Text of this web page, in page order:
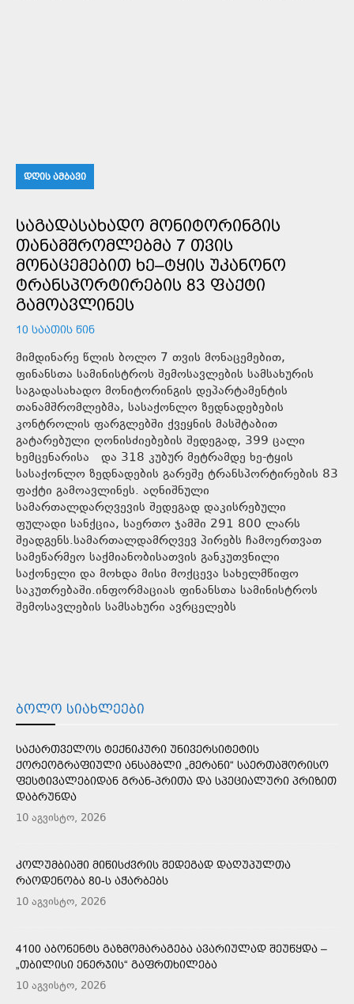
ᲓᲦᲘᲡ ᲐᲛᲑᲐᲕᲘ
ᲡᲐᲒᲐᲓᲐᲡᲐᲮᲐᲓᲝ ᲛᲝᲜᲘᲢᲝᲠᲘᲜᲒᲘᲡ
ᲗᲐᲜᲐᲛᲨᲠᲝᲛᲚᲔᲑᲛᲐ 7 ᲗᲕᲘᲡ
ᲛᲝᲜᲐᲪᲔᲛᲔᲑᲘᲗ ᲮᲔ–ᲢᲧᲘᲡ ᲣᲙᲐᲜᲝᲜᲝ
ᲢᲠᲐᲜᲡᲞᲝᲠᲢᲘᲠᲔᲑᲘᲡ 83 ᲤᲐᲥᲢᲘ
ᲒᲐᲛᲝᲐᲕᲚᲘᲜᲔᲡ
10 ᲡᲐᲐᲗᲘᲡ ᲬᲘᲜ
მიმდინარე წლის ბოლო 7 თვის მონაცემებით,
ფინანსთა სამინისტროს შემოსავლების სამსახურის
საგადასახადო მონიტორინგის დეპარტამენტის
თანამშრომლებმა, სასაქონლო ზედნადებების
კონტროლის ფარგლებში ქვეყნის მასშტაბით
გატარებული ღონისძიებების შედეგად, 399 ცალი
ხემცენარისა და 318 კუბურ მეტრამდე ხე-ტყის
სასაქონლო ზედნადების გარეშე ტრანსპორტირების 83
ფაქტი გამოავლინეს. აღნიშნული
სამართალდარღვევის შედეგად დაკისრებული
ფულადი სანქცია, საერთო ჯამში 291 800 ლარს
შეადგენს.სამართალდამრღვევ პირებს ჩამოერთვათ
სამეწარმეო საქმიანობისათვის განკუთვნილი
საქონელი და მოხდა მისი მოქცევა სახელმწიფო
საკუთრებაში.ინფორმაციას ფინანსთა სამინისტროს
შემოსავლების სამსახური ავრცელებს
ᲑᲝᲚᲝ ᲡᲘᲐᲮᲚᲔᲔᲑᲘ
ᲡᲐᲥᲐᲠᲗᲕᲔᲚᲝᲡ ᲢᲔᲥᲜᲘᲙᲣᲠᲘ ᲣᲜᲘᲕᲔᲠᲡᲘᲢᲔᲢᲘᲡ
ᲥᲝᲠᲔᲝᲒᲠᲐᲤᲘᲣᲚᲘ ᲐᲜᲡᲐᲛᲑᲚᲘ „ᲛᲔᲠᲐᲜᲘ“ ᲡᲐᲔᲠᲗᲐᲨᲝᲠᲘᲡᲝ
ᲤᲔᲡᲢᲘᲕᲐᲚᲔᲑᲘᲓᲐᲜ ᲒᲠᲐᲜ-ᲞᲠᲘᲗᲐ ᲓᲐ ᲡᲞᲔᲪᲘᲐᲚᲣᲠᲘ ᲞᲠᲘᲖᲘᲗ
ᲓᲐᲑᲠᲣᲜᲓᲐ
10 აგვისტო, 2026
ᲙᲝᲚᲣᲛᲑᲘᲐᲨᲘ ᲛᲘᲬᲘᲡᲫᲕᲠᲘᲡ ᲨᲔᲓᲔᲒᲐᲓ ᲓᲐᲦᲣᲞᲣᲚᲗᲐ
ᲠᲐᲝᲓᲔᲜᲝᲑᲐ 80-Ს ᲐᲭᲐᲠᲑᲔᲑᲡ
10 აგვისტო, 2026
4100 ᲐᲑᲝᲜᲔᲜᲢᲡ ᲒᲐᲖᲛᲝᲛᲐᲠᲐᲒᲔᲑᲐ ᲐᲕᲐᲠᲘᲣᲚᲐᲓ ᲨᲔᲣᲬᲧᲓᲐ –
„ᲗᲑᲘᲚᲘᲡᲘ ᲔᲜᲔᲠᲯᲘᲡ“ ᲒᲐᲤᲠᲗᲮᲘᲚᲔᲑᲐ
10 აგვისტო, 2026